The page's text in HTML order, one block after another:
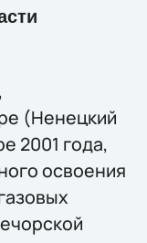
(Ненецкий
2001 года,
освоения